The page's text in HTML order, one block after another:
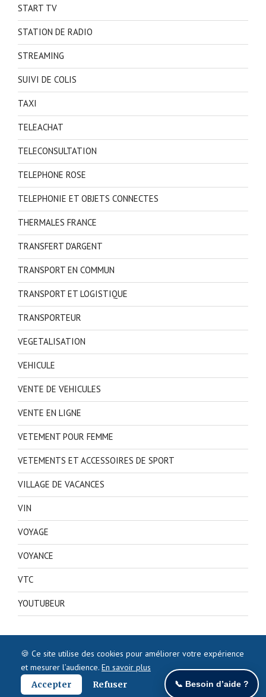
START TV
STATION DE RADIO
STREAMING
SUIVI DE COLIS
TAXI
TELEACHAT
TELECONSULTATION
TELEPHONE ROSE
TELEPHONIE ET OBJETS CONNECTES
THERMALES FRANCE
TRANSFERT D'ARGENT
TRANSPORT EN COMMUN
TRANSPORT ET LOGISTIQUE
TRANSPORTEUR
VEGETALISATION
VEHICULE
VENTE DE VEHICULES
VENTE EN LIGNE
VETEMENT POUR FEMME
VETEMENTS ET ACCESSOIRES DE SPORT
VILLAGE DE VACANCES
VIN
VOYAGE
VOYANCE
VTC
YOUTUBEUR
🍪 Ce site utilise des cookies pour améliorer votre expérience
et mesurer l’audience. En savoir plus
Accepter
Refuser 📞 Besoin d’aide ?